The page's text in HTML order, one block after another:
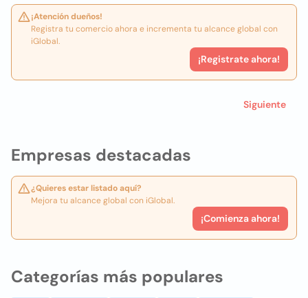
Empresas destacadas
¿Quieres estar listado aquí?
Mejora tu alcance global con iGlobal.
¡Comienza ahora!
¡Atención dueños!
Registra tu comercio ahora e incrementa tu alcance global con
iGlobal.
¡Registrate ahora!
Siguiente
Categorías más populares